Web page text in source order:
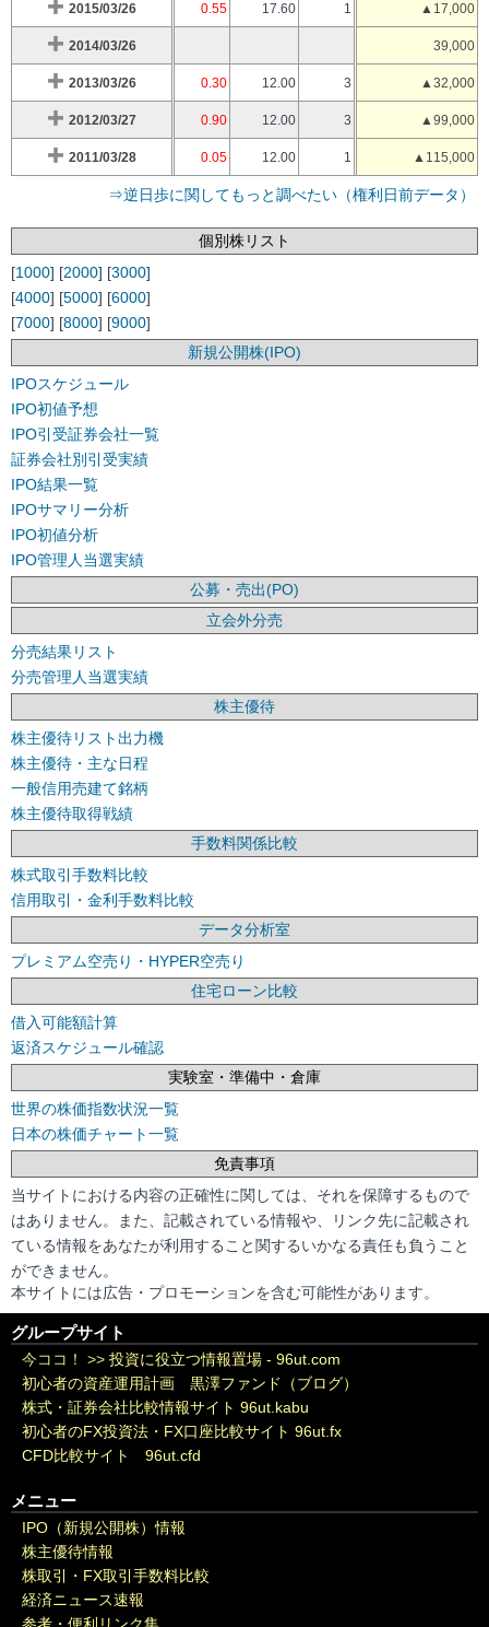
2015/03/26 0.55 17.60 1 ▲17,000
2014/03/26 39,000
2013/03/26 0.30 12.00 3 ▲32,000
2012/03/27 0.90 12.00 3 ▲99,000
2011/03/28 0.05 12.00 1 ▲115,000
⇒逆日歩に関してもっと調べたい（権利日前データ）
個別株リスト
[1000] [2000] [3000]
[4000] [5000] [6000]
[7000] [8000] [9000]
新規公開株(IPO)
IPOスケジュール
IPO初値予想
IPO引受証券会社一覧
証券会社別引受実績
IPO結果一覧
IPOサマリー分析
IPO初値分析
IPO管理人当選実績
公募・売出(PO)
立会外分売
分売結果リスト
分売管理人当選実績
株主優待
株主優待リスト出力機
株主優待・主な日程
一般信用売建て銘柄
株主優待取得戦績
手数料関係比較
株式取引手数料比較
信用取引・金利手数料比較
データ分析室
プレミアム空売り・HYPER空売り
住宅ローン比較
借入可能額計算
返済スケジュール確認
実験室・準備中・倉庫
世界の株価指数状況一覧
日本の株価チャート一覧
免責事項
当サイトにおける内容の正確性に関しては、それを保障するもので
はありません。また、記載されている情報や、リンク先に記載され
ている情報をあなたが利用すること関するいかなる責任も負うこと
ができません。
本サイトには広告・プロモーションを含む可能性があります。
グループサイト
今ココ！ >> 投資に役立つ情報置場 - 96ut.com
初心者の資産運用計画 黒澤ファンド（ブログ）
株式・証券会社比較情報サイト 96ut.kabu
初心者のFX投資法・FX口座比較サイト 96ut.fx
CFD比較サイト 96ut.cfd
メニュー
IPO（新規公開株）情報
株主優待情報
株取引・FX取引手数料比較
経済ニュース速報